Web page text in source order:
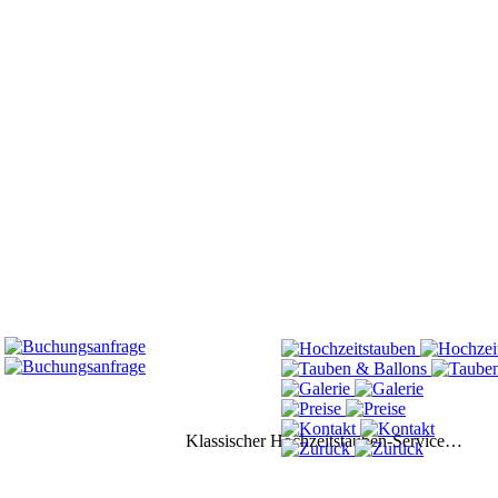
Klassischer Hochzeitstauben-Service…